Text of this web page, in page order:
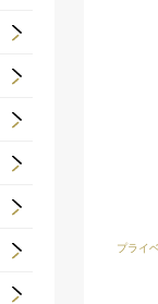
プライ